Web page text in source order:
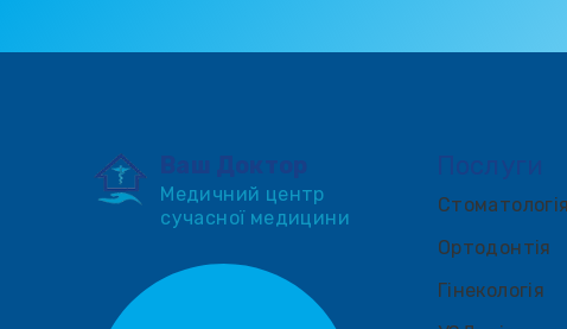
Ваш Доктор
Медичний центр
сучасної медицини
Послуги
Стоматологія
Ортодонтія
Гінекологія